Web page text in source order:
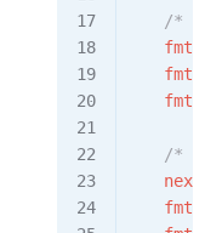
/* 调
   fmt
   fmt
   fmt
/* 创
   fmt